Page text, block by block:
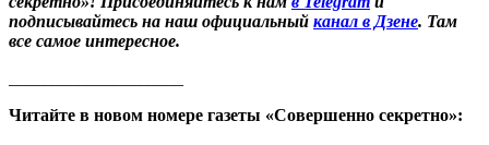
подписывайтесь на наш официальный канал в Дзене. Там
все самое интересное.
Читайте в новом номере газеты «Совершенно секретно»: